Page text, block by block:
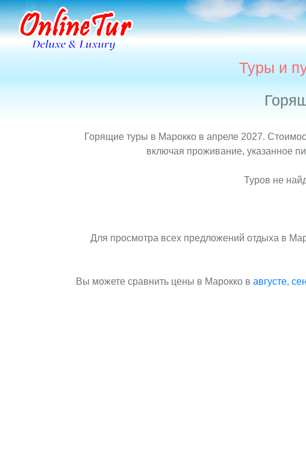
Туры и
Горящие туры в Марокко в апреле 2027.
включая проживание, указанное
Туров не
Для просмотра всех предложений отдыха в
Вы можете сравнить цены в Марокко в августе,